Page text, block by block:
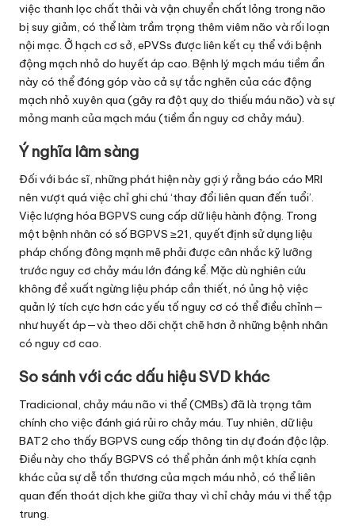
việc thanh lọc chất thải và vận chuyển chất lỏng trong não
bị suy giảm, có thể làm trầm trọng thêm viêm não và rối loạn
nội mạc. Ở hạch cơ sở, ePVSs được liên kết cụ thể với bệnh
động mạch nhỏ do huyết áp cao. Bệnh lý mạch máu tiềm ẩn
này có thể đóng góp vào cả sự tắc nghẽn của các động
mạch nhỏ xuyên qua (gây ra đột quỵ do thiếu máu não) và sự
mỏng manh của mạch máu (tiềm ẩn nguy cơ chảy máu).
Ý nghĩa lâm sàng
Đối với bác sĩ, những phát hiện này gợi ý rằng báo cáo MRI
nên vượt quá việc chỉ ghi chú ‘thay đổi liên quan đến tuổi’.
Việc lượng hóa BGPVS cung cấp dữ liệu hành động. Trong
một bệnh nhân có số BGPVS ≥21, quyết định sử dụng liệu
pháp chống đông mạnh mẽ phải được cân nhắc kỹ lưỡng
trước nguy cơ chảy máu lớn đáng kể. Mặc dù nghiên cứu
không đề xuất ngừng liệu pháp cần thiết, nó ủng hộ việc
quản lý tích cực hơn các yếu tố nguy cơ có thể điều chỉnh—
như huyết áp—và theo dõi chặt chẽ hơn ở những bệnh nhân
có nguy cơ cao.
So sánh với các dấu hiệu SVD khác
Tradicional, chảy máu não vi thể (CMBs) đã là trọng tâm
chính cho việc đánh giá rủi ro chảy máu. Tuy nhiên, dữ liệu
BAT2 cho thấy BGPVS cung cấp thông tin dự đoán độc lập.
Điều này cho thấy BGPVS có thể phản ánh một khía cạnh
khác của sự dễ tổn thương của mạch máu nhỏ, có thể liên
quan đến thoát dịch khe giữa thay vì chỉ chảy máu vi thể tập
trung.